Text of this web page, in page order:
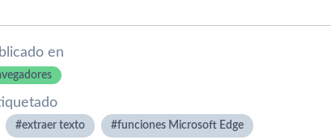
en
extraer texto funciones Microsoft Edge